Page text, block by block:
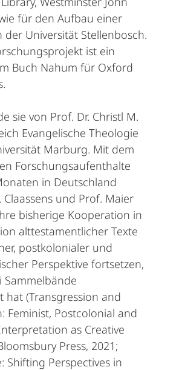
für den Aufbau einer
der Universität Stellenbosch.
ist ein
Buch Nahum für Oxford
sie von Prof. Dr. Christl M.
Evangelische Theologie
Marburg. Mit dem
Forschungsaufenthalte
in Deutschland
und Prof. Maier
bisherige Kooperation in
alttestamentlicher Texte
postkolonialer und
Perspektive fortsetzen,
Sammelbände
hat (Transgression and
Feminist, Postcolonial and
as Creative
Press, 2021;
Shifting Perspectives in